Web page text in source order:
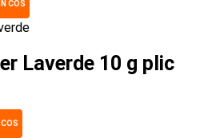
COS
Laverde 10 g plic